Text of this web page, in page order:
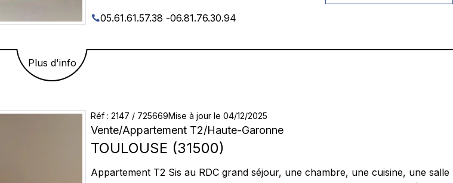
05.61.61.57.38 -06.81.76.30.94
Plus d'info
Réf: 2147 / 725669Mise à jour le 04/12/2025
Vente/Appartement T2/Haute-Garonne
TOULOUSE (31500)
Appartement T2 Sis au RDC grand séjour, une chambre, une cuisine, une salle